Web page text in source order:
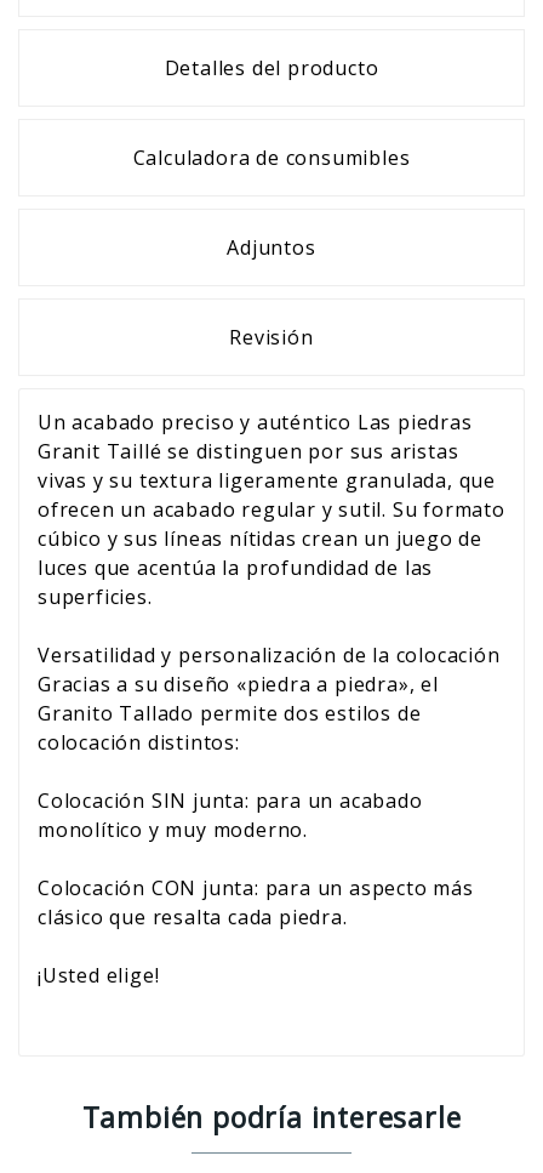
Detalles del producto
Calculadora de consumibles
Adjuntos
Revisión
Un acabado preciso y auténtico Las piedras
Granit Taillé se distinguen por sus aristas
vivas y su textura ligeramente granulada, que
ofrecen un acabado regular y sutil. Su formato
cúbico y sus líneas nítidas crean un juego de
luces que acentúa la profundidad de las
superficies.
Versatilidad y personalización de la colocación
Gracias a su diseño «piedra a piedra», el
Granito Tallado permite dos estilos de
colocación distintos:
Colocación SIN junta: para un acabado
monolítico y muy moderno.
Colocación CON junta: para un aspecto más
clásico que resalta cada piedra.
¡Usted elige!
También podría interesarle